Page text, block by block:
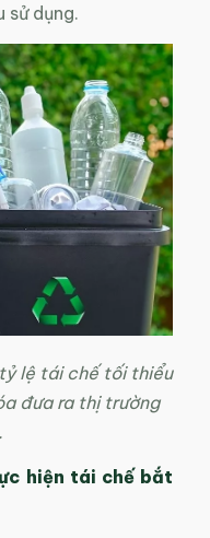
sử dụng.
lệ tái chế tối thiểu
đưa ra thị trường
hiện tái chế bắt